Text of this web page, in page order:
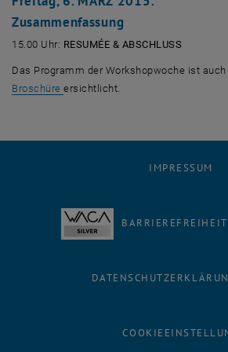
Zusammenfassung
15.00 Uhr: RESUMÉE & ABSCHLUSS
Das Programm der Workshopwoche ist
Broschüre, öffnet eine externe URL in einem
ersichtlicht.
IMPRESSUM